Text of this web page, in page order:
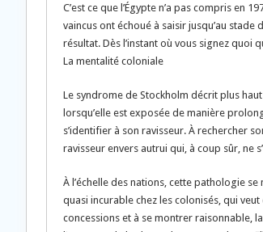
C’est ce que l’Égypte n’a pas compris en
vaincus ont échoué à saisir jusqu’au
résultat. Dès l’instant où vous signez quoi
La mentalité coloniale
Le syndrome de Stockholm décrit plus
lorsqu’elle est exposée de manière
s’identifier à son ravisseur. À rechercher
ravisseur envers autrui qui, à coup sûr, ne
À l’échelle des nations, cette pathologie
quasi incurable chez les colonisés, qui
concessions et à se montrer raisonnable,